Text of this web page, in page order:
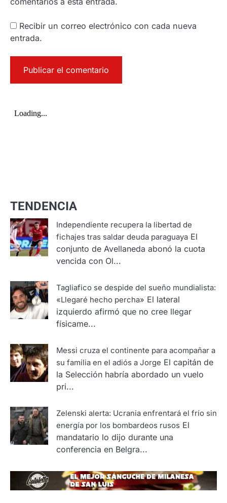
Recibir un correo electrónico con cada nueva
entrada.
TENDENCIA
Independiente recupera la libertad de
fichajes tras saldar deuda paraguaya El
conjunto de Avellaneda abonó la cuota
vencida con Ol...
Tagliafico se despide del sueño mundialista:
«Llegaré hecho percha» El lateral
izquierdo afirmó que no cree llegar
físicame...
Messi cruza el continente para acompañar a
su familia en el adiós a Jorge El capitán de
la Selección habría abordado un vuelo
pri...
Zelenski alerta: Ucrania enfrentará el frío sin
energía por los bombardeos rusos El
mandatario lo dijo durante una
conferencia en Belgra...